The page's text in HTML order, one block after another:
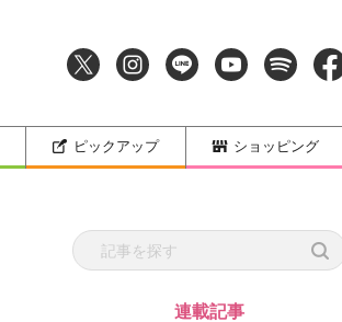
ピックアップ ショッピング
連載記事